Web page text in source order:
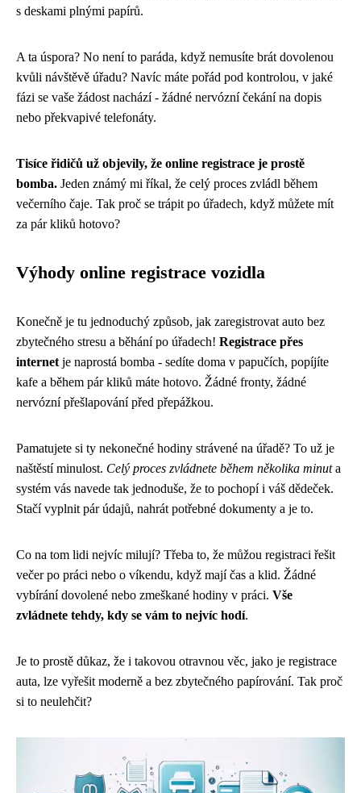
s deskami plnými papírů.
A ta úspora? No není to paráda, když nemusíte brát dovolenou
kvůli návštěvě úřadu? Navíc máte pořád pod kontrolou, v jaké
fázi se vaše žádost nachází - žádné nervózní čekání na dopis
nebo překvapivé telefonáty.
Tisíce řidičů už objevily, že online registrace je prostě
bomba. Jeden známý mi říkal, že celý proces zvládl během
večerního čaje. Tak proč se trápit po úřadech, když můžete mít
za pár kliků hotovo?
Výhody online registrace vozidla
Konečně je tu jednoduchý způsob, jak zaregistrovat auto bez
zbytečného stresu a běhání po úřadech! Registrace přes
internet je naprostá bomba - sedíte doma v papučích, popíjíte
kafe a během pár kliků máte hotovo. Žádné fronty, žádné
nervózní přešlapování před přepážkou.
Pamatujete si ty nekonečné hodiny strávené na úřadě? To už je
naštěstí minulost. Celý proces zvládnete během několika minuta
systém vás navede tak jednoduše, že to pochopí i váš dědeček.
Stačí vyplnit pár údajů, nahrát potřebné dokumenty a je to.
Co na tom lidi nejvíc milují? Třeba to, že můžou registraci řešit
večer po práci nebo o víkendu, když mají čas a klid. Žádné
vybírání dovolené nebo zmeškané hodiny v práci. Vše
zvládnete tehdy, kdy se vám to nejvíc hodí.
Je to prostě důkaz, že i takovou otravnou věc, jako je registrace
auta, lze vyřešit moderně a bez zbytečného papírování. Tak proč
si to neulehčit?